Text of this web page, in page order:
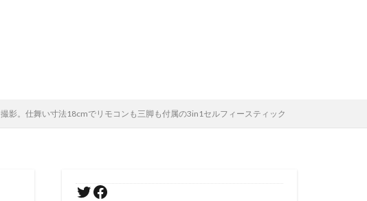
影。仕舞い寸法18cmでリモコンも三脚も付属の3in1セルフィースティック